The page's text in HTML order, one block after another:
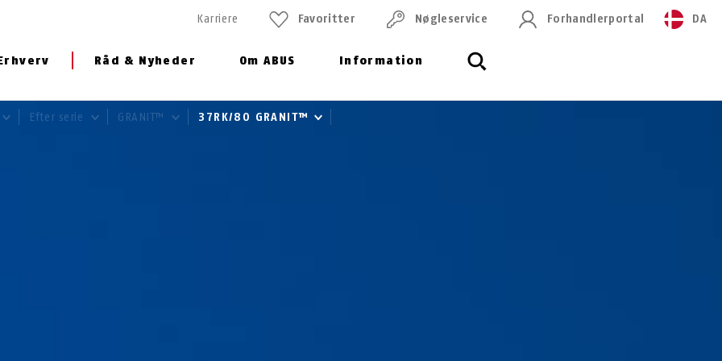
Råd & Nyheder Om ABUS Information
Karriere Favoritter Nøgleservice Forhandlerportal DA
Efter serie GRANIT™ 37RK/80 GRANIT™